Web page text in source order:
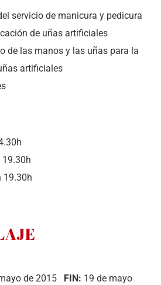
servicio de manicura y pedicura
de uñas artificiales
de las manos y las uñas para la
artificiales
19.30h
19.30h
de 2015 FIN: 19 de mayo